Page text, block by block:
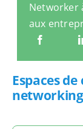
Networker
aux
Espaces